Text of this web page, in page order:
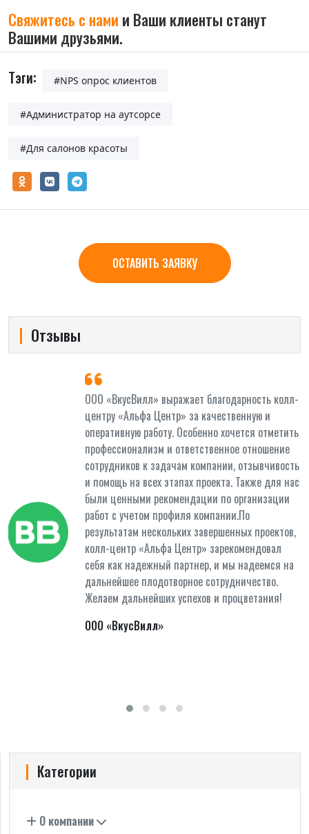
Свяжитесь с нами и Ваши клиенты станут
Вашими друзьями.
Тэги: #NPS опрос клиентов
#Администратор на аутсорсе
#Для салонов красоты
ОСТАВИТЬ ЗАЯВКУ
Отзывы
ООО «ВкусВилл» выражает благодарность колл-
центру «Альфа Центр» за качественную и
оперативную работу. Особенно хочется отметить
профессионализм и ответственное отношение
сотрудников к задачам компании, отзывчивость
и помощь на всех этапах проекта. Также для нас
были ценными рекомендации по организации
работ с учетом профиля компании.По
результатам нескольких завершенных проектов,
колл-центр «Альфа Центр» зарекомендовал
себя как надежный партнер, и мы надеемся на
дальнейшее плодотворное сотрудничество.
Желаем дальнейших успехов и процветания!
ООО «ВкусВилл»
Категории
О компании